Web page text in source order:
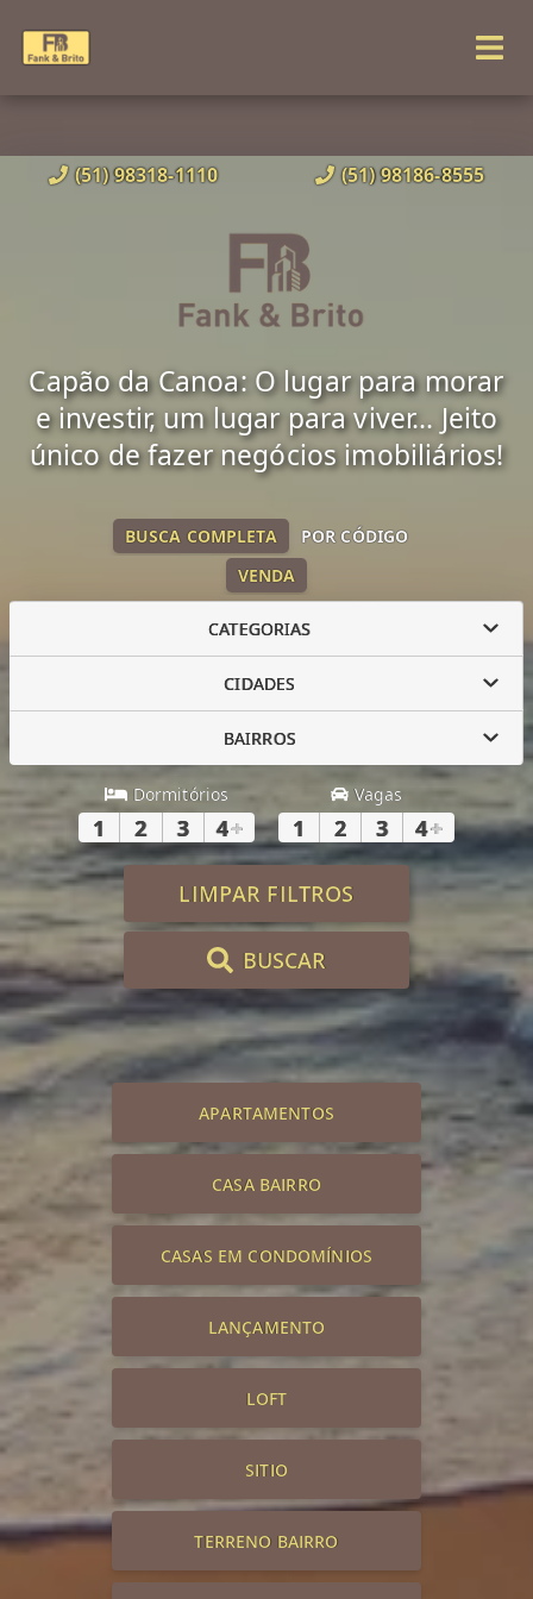
(51) 98318-1110 (51) 98186-8555
Capão da Canoa: O lugar para morar
e investir, um lugar para viver... Jeito
único de fazer negócios imobiliários!
VENDA
BUSCA COMPLETA POR CÓDIGO
CATEGORIAS
CIDADES
BAIRROS
Dormitórios
1 2 3 4+
Vagas
1 2 3 4+
LIMPAR FILTROS
BUSCAR
APARTAMENTOS
CASA BAIRRO
CASAS EM CONDOMÍNIOS
LANÇAMENTO
LOFT
SITIO
TERRENO BAIRRO